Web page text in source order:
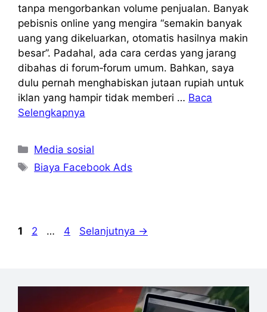
tanpa mengorbankan volume penjualan. Banyak
pebisnis online yang mengira “semakin banyak
uang yang dikeluarkan, otomatis hasilnya makin
besar”. Padahal, ada cara cerdas yang jarang
dibahas di forum‑forum umum. Bahkan, saya
dulu pernah menghabiskan jutaan rupiah untuk
iklan yang hampir tidak memberi … Baca
Selengkapnya
Kategori
Media sosial
Tag
Biaya Facebook Ads
Halaman
1 Halaman
2 … Halaman
4 Selanjutnya →